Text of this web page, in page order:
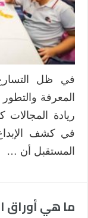
في ظل
المعرفة
ريادة المجالات
في كشف
المستقبل أن …
ما هي أوراق